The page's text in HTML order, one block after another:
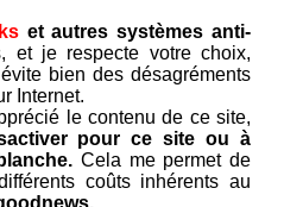
et autres systèmes anti-
et je respecte votre choix,
bien des désagréments
Internet.
le contenu de ce site,
pour ce site ou à
Cela me permet de
coûts inhérents au